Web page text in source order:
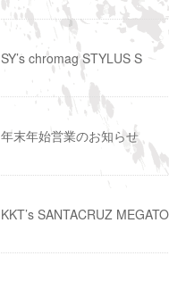
SY’s chromag STYLUS S
年末年始営業のお知らせ
KKT’s SANTACRUZ